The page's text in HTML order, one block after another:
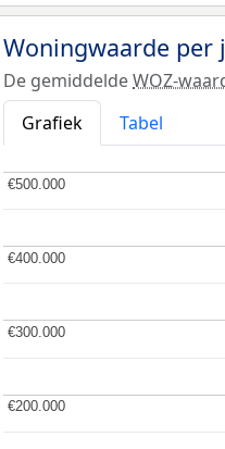
Woningwaarde per
De gemiddeldeWOZ-
Grafiek
Tabel
€200.000
€200.000
€300.000
€300.000
€400.000
€400.000
€500.000
€500.000